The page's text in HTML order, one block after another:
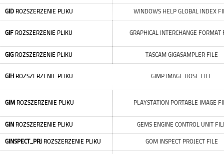
GID ROZSZERZENIE PLIKU WINDOWS HELP GLOBAL INDEX
GIF ROZSZERZENIE PLIKU GRAPHICAL INTERCHANGE FORMAT
GIG ROZSZERZENIE PLIKU TASCAM GIGASAMPLER FILE
GIH ROZSZERZENIE PLIKU GIMP IMAGE HOSE FILE
GIM ROZSZERZENIE PLIKU PLAYSTATION PORTABLE IMAGE
GIN ROZSZERZENIE PLIKU GEMS ENGINE CONTROL UNIT
GINSPECT_PRJ ROZSZERZENIE PLIKU GOM INSPECT PROJECT FILE